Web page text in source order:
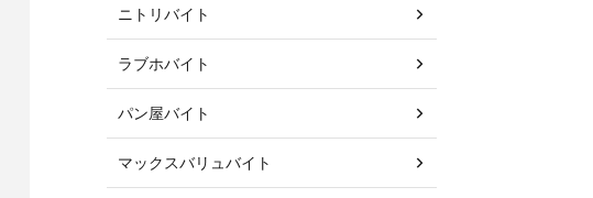
ニトリバイト
ラブホバイト
パン屋バイト
マックスバリュバイト